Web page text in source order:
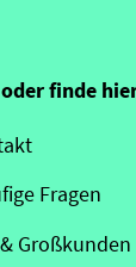
finde
Fragen
Großkunden